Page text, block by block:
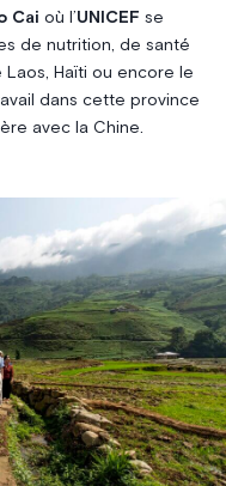
Cai où l’UNICEF se
de nutrition, de santé
Laos, Haïti ou encore le
dans cette province
avec la Chine.